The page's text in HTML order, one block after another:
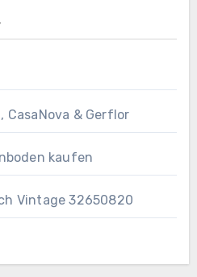
CasaNova & Gerflor
kaufen
Vintage 32650820